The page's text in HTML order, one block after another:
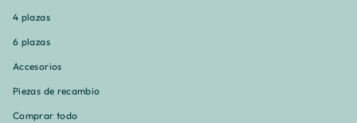
4 plazas
6 plazas
Accesorios
Piezas de recambio
Comprar todo